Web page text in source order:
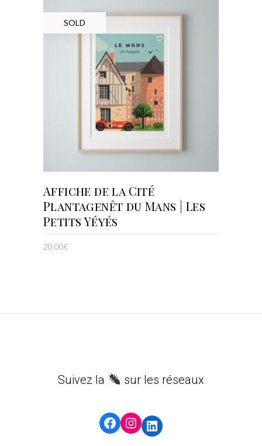
SOLD
LIRE LA SUITE
Affiche de la Cité
Plantagenêt du Mans | Les
Petits Yéyés
20,00€
Suivez la sur les réseaux
Facebook
Instagram
LinkedIn